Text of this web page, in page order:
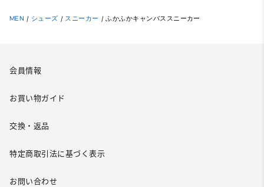
MEN / シューズ / スニーカー / ふかふかキャンバススニーカー
会員情報
お買い物ガイド
交換・返品
特定商取引法に基づく表示
お問い合わせ